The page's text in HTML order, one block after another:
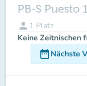
PB-S Puesto
person 1 Platz
Keine Zeitnischen
date_rangeNächste